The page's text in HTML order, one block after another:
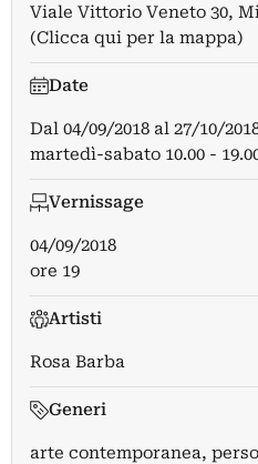
Viale Vittorio Veneto 30,
(Clicca qui per la mappa)
Date
Dal 04/09/2018 al 27/10/
martedì-sabato 10.00 -
Vernissage
04/09/2018
ore 19
Artisti
Rosa Barba
Generi
arte contemporanea,